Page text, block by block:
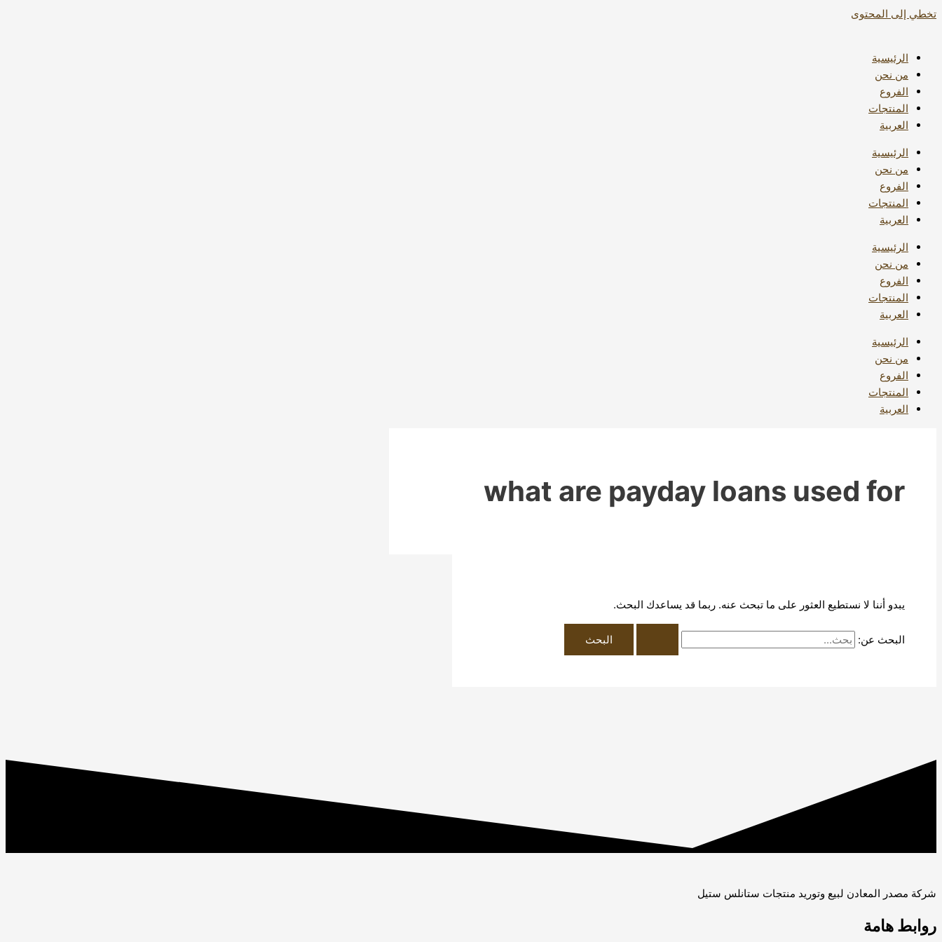
تخطي إلى المحتوى
الرئيسية
من نحن
الفروع
المنتجات
العربية
الرئيسية
من نحن
الفروع
المنتجات
العربية
الرئيسية
من نحن
الفروع
المنتجات
العربية
الرئيسية
من نحن
الفروع
المنتجات
العربية
what are payday loans used for
يبدو أننا لا نستطيع العثور على ما تبحث عنه. ربما قد يساعدك البحث.
البحث عن:
شركة مصدر المعادن لبيع وتوريد منتجات ستانلس ستيل
روابط هامة